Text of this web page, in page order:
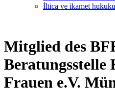
İltica ve ikamet
Mitglied des
Beratungsstelle
Frauen e.V.